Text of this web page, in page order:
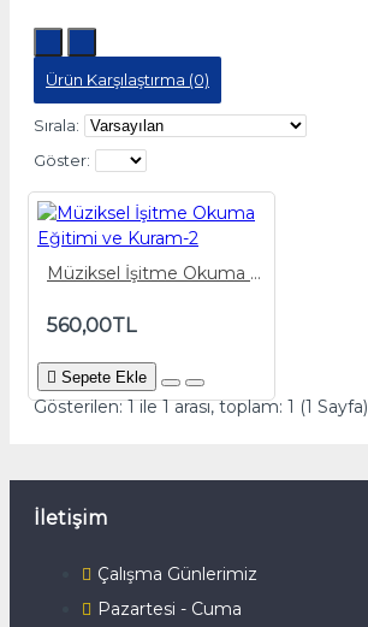
Ürün Karşılaştırma (0)
Sırala:
Göster:
Müziksel İşitme Okuma Eğitimi ve Kuram-2
560,00TL
Sepete Ekle
Gösterilen: 1 ile 1 arası, toplam: 1 (1 Sayfa)
İletişim
Çalışma Günlerimiz
Pazartesi - Cuma